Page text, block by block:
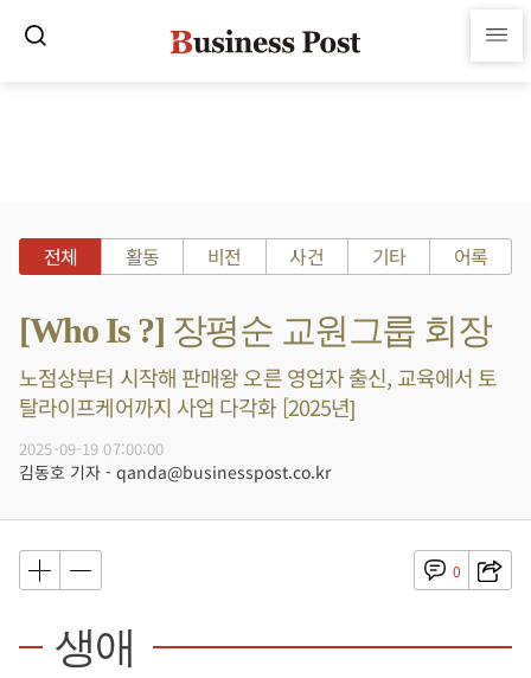
전체 활동 비전 사건 기타 어록
[Who Is ?] 장평순 교원그룹 회장
노점상부터 시작해 판매왕 오른 영업자 출신, 교육에서 토
탈라이프케어까지 사업 다각화 [2025년]
2025-09-19 07:00:00
김동호 기자 - qanda@businesspost.co.kr
0
생애